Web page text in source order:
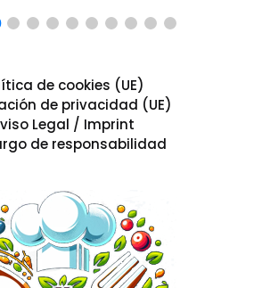
de cookies (UE)
de privacidad (UE)
Legal / Imprint
de responsabilidad